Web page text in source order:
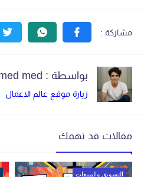
بواسطة : mohamed med
زيارة موقع عالم الاعمال
مقالات قد تهمك
التسويق والمبيعات